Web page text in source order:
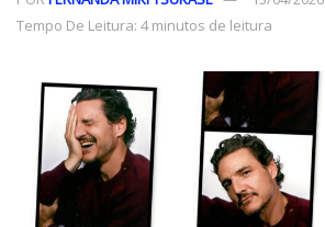
Tempo De Leitura: 4 minutos de leitura